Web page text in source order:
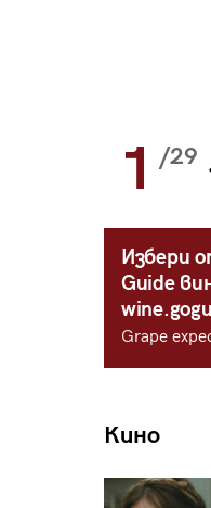
1 /29
Избери
Guide
Grape
Кино